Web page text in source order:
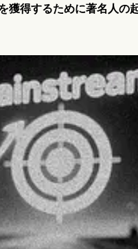
獲得するために著名人の